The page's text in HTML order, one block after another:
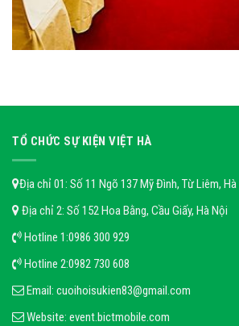
TỔ CHỨC SỰ KIỆN VIỆT HÀ
Địa chỉ 01: Số 11 Ngõ 137 Mỹ Đình, Từ Liêm, Hà
Địa chỉ 2: Số 152 Hoa Bằng, Cầu Giấy, Hà Nội
Hotline 1:0986 300 929
Hotline 2:0982 730 608
Email: cuoihoisukien83@gmail.com
Website: event.bictmobile.com